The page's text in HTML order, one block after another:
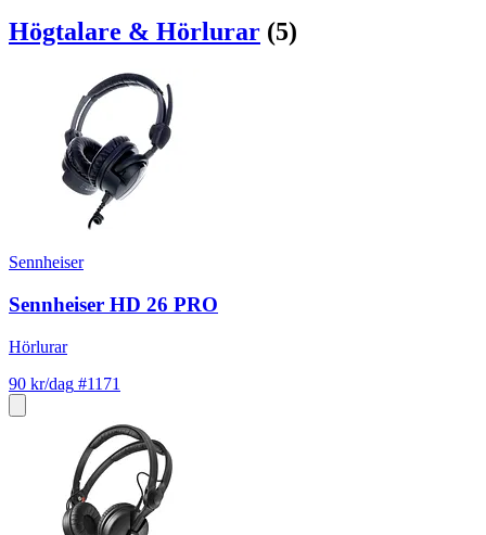
Högtalare & Hörlurar (5)
Sennheiser
Sennheiser HD 26 PRO
Hörlurar
90 kr/dag #1171